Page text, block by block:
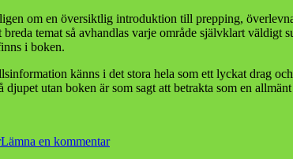
om en översiktlig introduktion till prepping,
temat så avhandlas varje område självklart väldigt
i boken.
känns i det stora hela som ett lyckat drag
utan boken är som sagt att betrakta som en
Lämna en kommentartill